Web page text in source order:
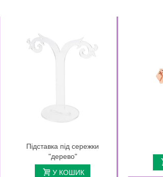
Підставка під сережки
"дерево"
У КОШИК